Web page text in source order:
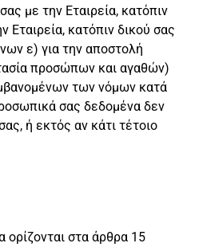
με την Εταιρεία, κατόπιν
Εταιρεία, κατόπιν δικού σας
ε) για την αποστολή
προσώπων και αγαθών)
των νόμων κατά
σας δεδομένα δεν
ή εκτός αν κάτι τέτοιο
στα άρθρα 15